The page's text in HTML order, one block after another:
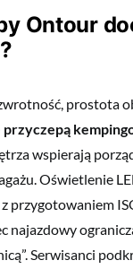
Ontour
prostota
wspierają
Oświetlenie
przygotowaniem
najazdowy
Serwisanci